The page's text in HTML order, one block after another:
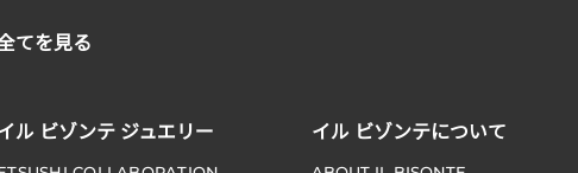
てを見る
ル ビゾンテ ジュエリー イル ビゾンテについて